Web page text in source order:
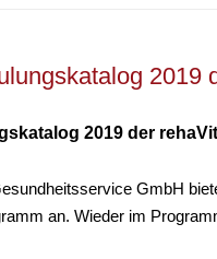
2019
2019 der
GmbH
an. Wieder im